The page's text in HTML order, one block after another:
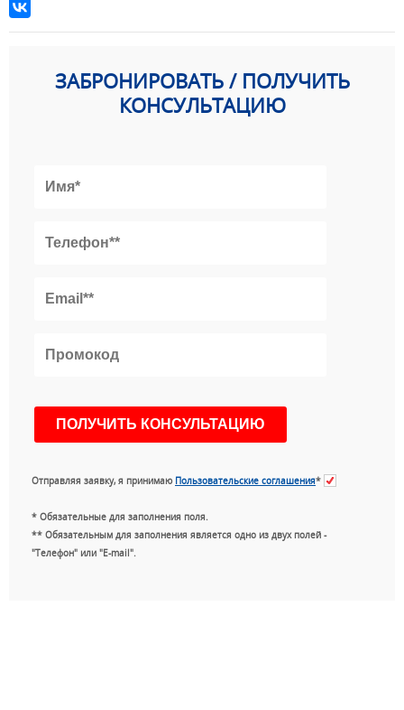
ЗАБРОНИРОВАТЬ / ПОЛУЧИТЬ
КОНСУЛЬТАЦИЮ
Отправляя заявку, я принимаю Пользовательские соглашения*
* Обязательные для заполнения поля.
** Обязательным для заполнения является одно из двух полей -
"Телефон" или "E-mail".